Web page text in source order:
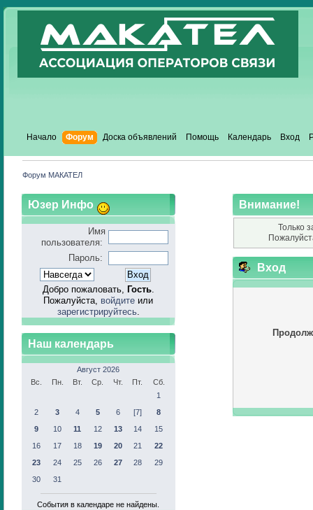
Начало Форум Доска объявлений Помощь Календарь Вход
Форум МАКАТЕЛ
Юзер Инфо
Имя
пользователя:
Пароль:
Добро пожаловать, Гость.
Пожалуйста, войдите или
зарегистрируйтесь.
Наш календарь
Август 2026
Вс.
Пн. Вт. Ср. Чт. Пт.
Сб.
1
2
3 4 5 6 [7]
8
9
10 11 12 13 14
15
16
17 18 19 20 21
22
23
24 25 26 27 28
29
30
31
События в календаре не найдены.
Внимание!
Только
Вход